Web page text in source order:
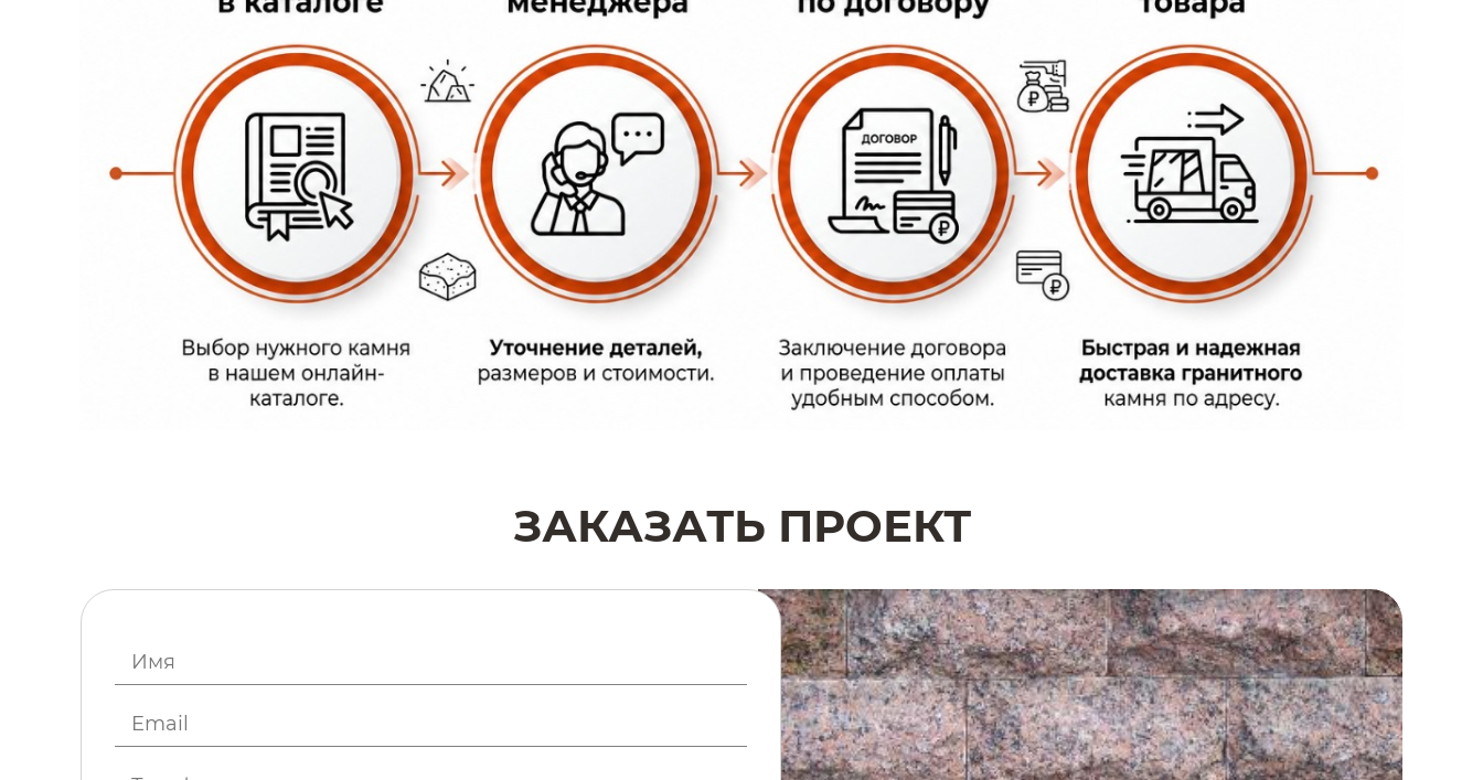
мелкоразмерные с естественным сколом поверхности изготавливают на
станках-автоматах из пиленого полуфабриката, отходов камнерезного производства. Размер таких плиток по ширине не
превышает 150мм, в длину, как правило, от 250 до 400мм. Толщина гранитной плитки скала - 15-40мм.
Это самая дешёвая гранитная плитка "скала" со сколом и цена от 1800 до 2800 р/м.кв.
Производится гранитная плитка "скала" под заказ, но бывают также и сезонные распродажи на которых можно купить
гранитную скалу по цене от 1500р/м.кв.
На заказ можем изготовить гранитную скалу с фаской или рустом по периметру, угловые элементы "скала" и плита "скала" с
радиусной поверхностью.
ЗАКАЗАТЬ ПРОЕКТ